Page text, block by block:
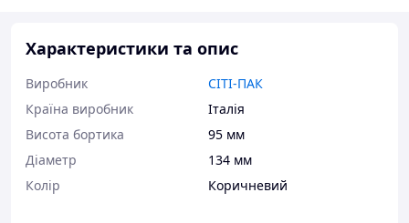
Характеристики та опис
Виробник
СІТІ-ПАК
Країна виробник
Італія
Висота бортика
95 мм
Діаметр
134 мм
Колір
Коричневий